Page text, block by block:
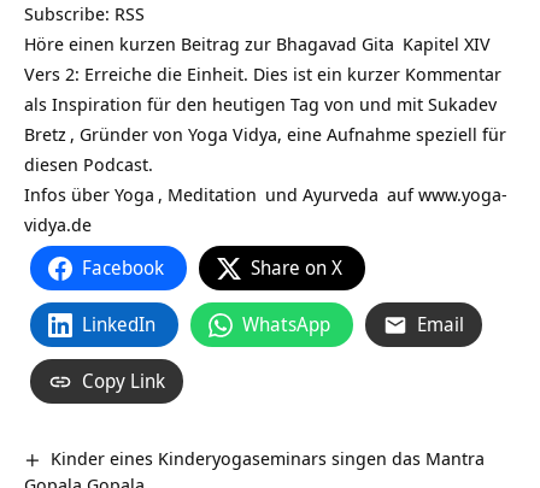
Subscribe: RSS
Höre einen kurzen Beitrag zur Bhagavad Gita Kapitel XIV
Vers 2: Erreiche die Einheit. Dies ist ein kurzer Kommentar
als Inspiration für den heutigen Tag von und mit Sukadev
Bretz , Gründer von Yoga Vidya, eine Aufnahme speziell für
diesen Podcast.
Infos über Yoga , Meditation und Ayurveda aufwww.yoga-
vidya.de
Facebook Share on X
LinkedIn WhatsApp Email
Copy Link
Kinder eines Kinderyogaseminars singen das Mantra